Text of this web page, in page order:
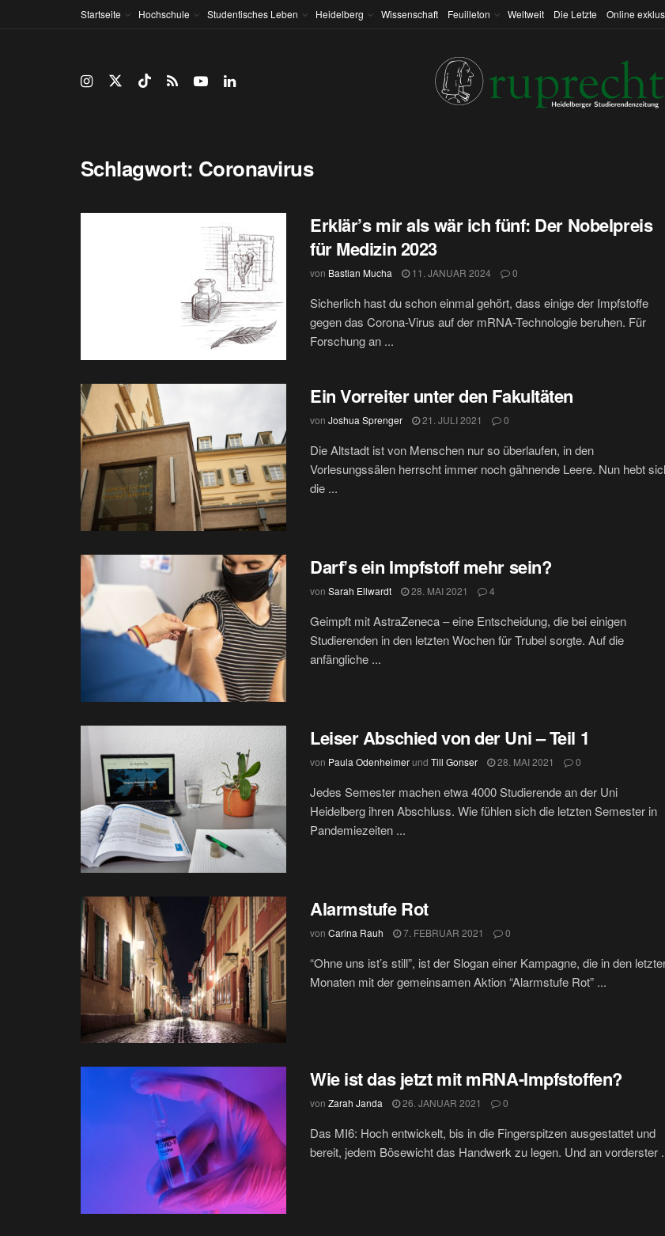
Startseite Hochschule Studentisches Leben Heidelberg Wissenschaft Feuilleton Weltweit Die Letzte Online
Schlagwort: Coronavirus
Erklär’s mir als wär ich fünf: Der Nobelpreis
für Medizin 2023
von Bastian Mucha 11. JANUAR 2024 0
Sicherlich hast du schon einmal gehört, dass einige der Impfstoffe
gegen das Corona-Virus auf der mRNA-Technologie beruhen. Für
Forschung an ...
Ein Vorreiter unter den Fakultäten
von Joshua Sprenger 21. JULI 2021 0
Die Altstadt ist von Menschen nur so überlaufen, in den
Vorlesungssälen herrscht immer noch gähnende Leere. Nun hebt
die ...
Darf’s ein Impfstoff mehr sein?
von Sarah Ellwardt 28. MAI 2021 4
Geimpft mit AstraZeneca – eine Entscheidung, die bei einigen
Studierenden in den letzten Wochen für Trubel sorgte. Auf die
anfängliche ...
Leiser Abschied von der Uni – Teil 1
von Paula Odenheimerund Till Gonser 28. MAI 2021 0
Jedes Semester machen etwa 4000 Studierende an der Uni
Heidelberg ihren Abschluss. Wie fühlen sich die letzten Semester in
Pandemiezeiten ...
Alarmstufe Rot
von Carina Rauh 7. FEBRUAR 2021 0
“Ohne uns ist’s still”, ist der Slogan einer Kampagne, die in den
Monaten mit der gemeinsamen Aktion “Alarmstufe Rot” ...
Wie ist das jetzt mit mRNA-Impfstoffen?
von Zarah Janda 26. JANUAR 2021 0
Das MI6: Hoch entwickelt, bis in die Fingerspitzen ausgestattet und
bereit, jedem Bösewicht das Handwerk zu legen. Und an vorderster